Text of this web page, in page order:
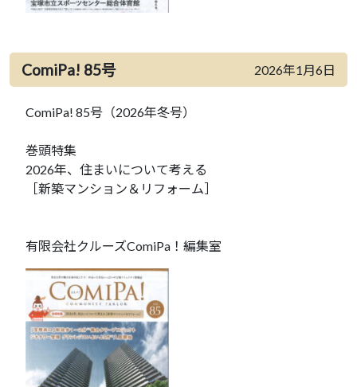
ComiPa! 85号 2026年1月6日
ComiPa! 85号（2026年冬号）
巻頭特集
2026年、住まいについて考える
［新築マンション＆リフォーム］
有限会社クルーズComiPa！編集室